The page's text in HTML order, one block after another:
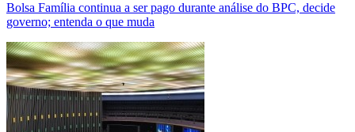
Bolsa Família continua a ser pago durante análise do BPC, decide
governo; entenda o que muda